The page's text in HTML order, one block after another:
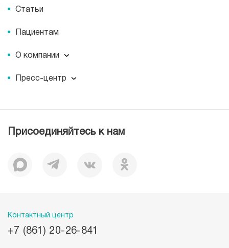
Статьи
Пациентам
О компании
Вакансии
Документы
История
Пресс-центр
Журнал для пациентов «МЕДСИ СЕГОДНЯ»
Присоединяйтесь к нам
Контактный центр
+7 (861) 20-26-841